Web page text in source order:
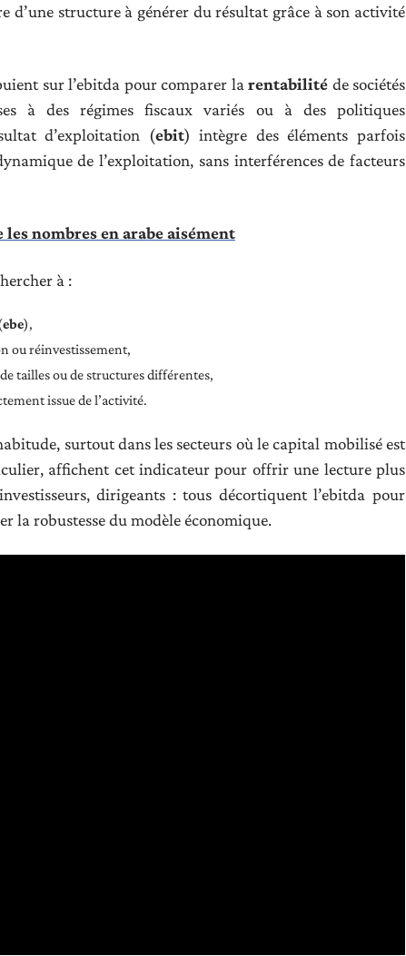
d’une structure à générer du résultat grâce à son activité
sur l’ebitda pour comparer la rentabilité de sociétés
à des régimes fiscaux variés ou à des politiques
d’exploitation (ebit) intègre des éléments parfois
de l’exploitation, sans interférences de facteurs
nombres en arabe aisément
à :
ebe),
ou réinvestissement,
tailles ou de structures différentes,
issue de l’activité.
surtout dans les secteurs où le capital mobilisé est
affichent cet indicateur pour offrir une lecture plus
dirigeants : tous décortiquent l’ebitda pour
la robustesse du modèle économique.